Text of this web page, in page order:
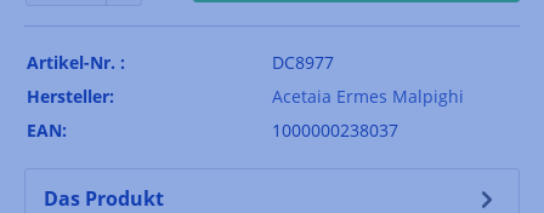
Artikel-Nr. :
DC8977
Hersteller:
Acetaia Ermes Malpighi
EAN:
1000000238037
Das Produkt